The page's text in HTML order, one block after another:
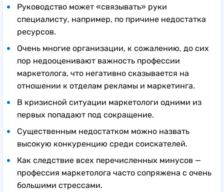
Руководство может «связывать» руки
специалисту, например, по причине недостатка
ресурсов.
Очень многие организации, к сожалению, до сих
пор недооценивают важность профессии
маркетолога, что негативно сказывается на
отношении к отделам рекламы и маркетинга.
В кризисной ситуации маркетологи одними из
первых попадают под сокращение.
Существенным недостатком можно назвать
высокую конкуренцию среди соискателей.
Как следствие всех перечисленных минусов —
профессия маркетолога часто сопряжена с очень
большими стрессами.